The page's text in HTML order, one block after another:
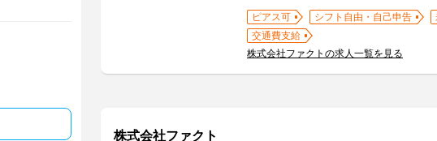
ピアス可 シフト自由・自己申告
交通費支給
株式会社ファクトの求人一覧を見る
株式会社ファクト